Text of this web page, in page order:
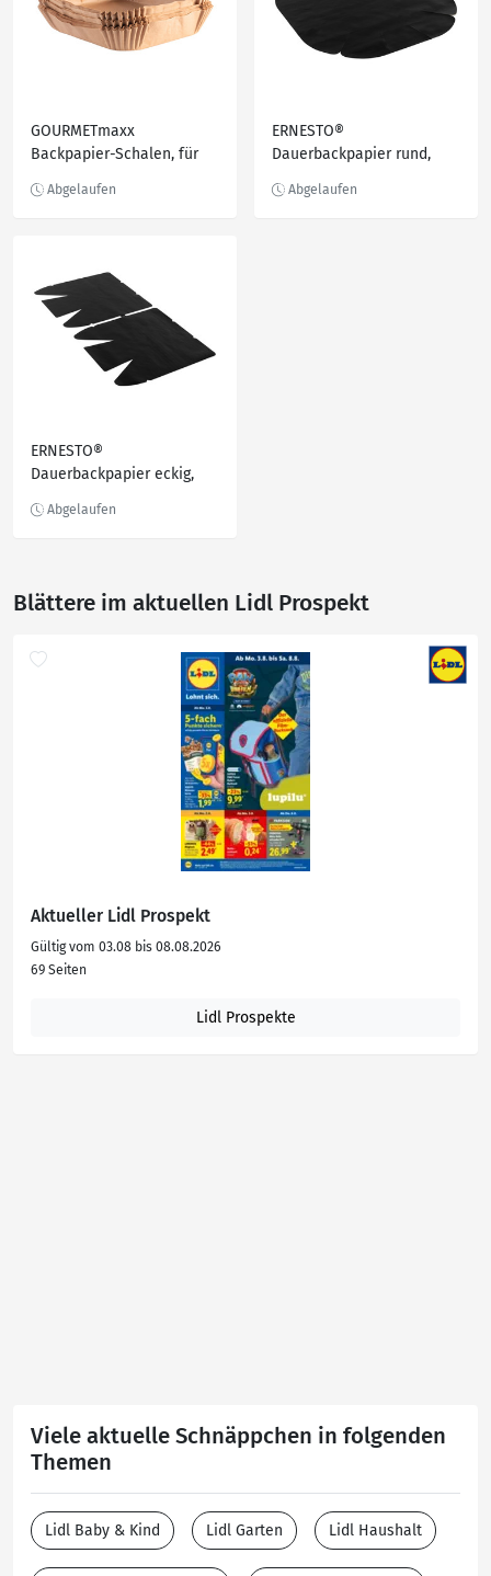
GOURMETmaxx
Backpapier-Schalen, für
Stück
ERNESTO®
Dauerbackpapier rund,
ERNESTO®
Dauerbackpapier eckig,
Blättere im aktuellen Lidl Prospekt
Aktueller Lidl Prospekt
Gültig vom 03.08 bis 08.08.2026
69 Seiten
Lidl Prospekte
Viele aktuelle Schnäppchen in folgenden
Themen
Lidl Baby & Kind Lidl Garten Lidl Haushalt